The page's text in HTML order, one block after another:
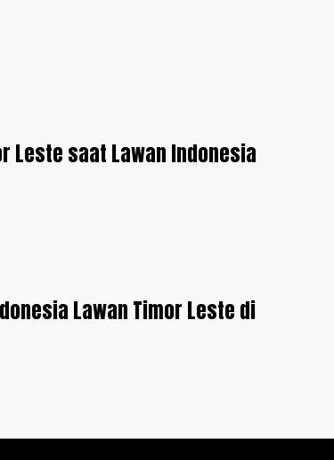
Leste saat Lawan Indonesia
Lawan Timor Leste di